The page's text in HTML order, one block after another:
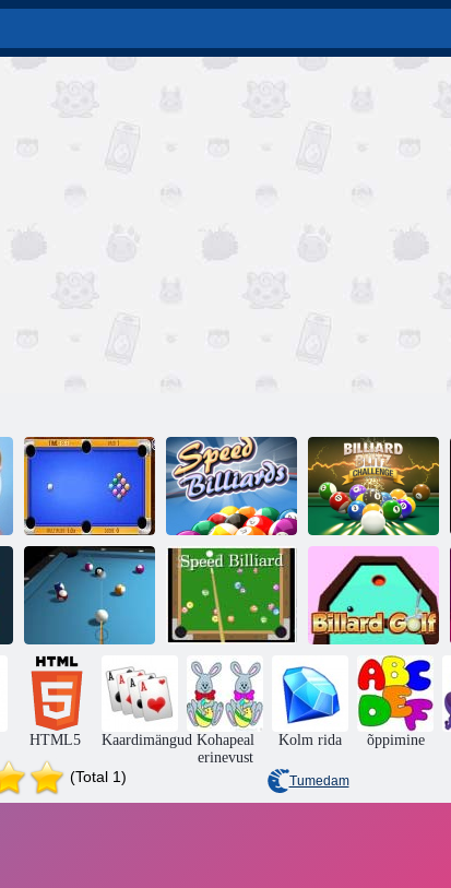
Speed ​​Pool
King
Speed ​​piljard
väljakutse
3d piljard 8
pallibassein
Kiire piljard Piljard Golf
HTML5 Kaardimängud Kohapeal
erinevust
Kolm rida õppimine
(Total 1) Tumedam